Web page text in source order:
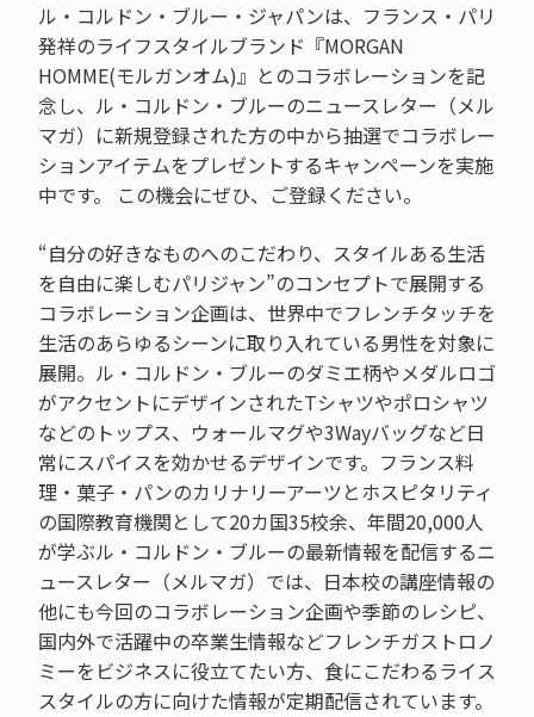
ル・コルドン・ブルー・ジャパンは、フランス・パリ
発祥のライフスタイルブランド『MORGAN
HOMME(モルガンオム)』とのコラボレーションを記
念し、ル・コルドン・ブルーのニュースレター（メル
マガ）に新規登録された方の中から抽選でコラボレー
ションアイテムをプレゼントするキャンペーンを実施
中です。 この機会にぜひ、ご登録ください。
“自分の好きなものへのこだわり、スタイルある生活
を自由に楽しむパリジャン”のコンセプトで展開する
コラボレーション企画は、世界中でフレンチタッチを
生活のあらゆるシーンに取り入れている男性を対象に
展開。ル・コルドン・ブルーのダミエ柄やメダルロゴ
がアクセントにデザインされたTシャツやポロシャツ
などのトップス、ウォールマグや3Wayバッグなど日
常にスパイスを効かせるデザインです。フランス料
理・菓子・パンのカリナリーアーツとホスピタリティ
の国際教育機関として20カ国35校余、年間20,000人
が学ぶル・コルドン・ブルーの最新情報を配信するニ
ュースレター（メルマガ）では、日本校の講座情報の
他にも今回のコラボレーション企画や季節のレシピ、
国内外で活躍中の卒業生情報などフレンチガストロノ
ミーをビジネスに役立てたい方、食にこだわるライス
スタイルの方に向けた情報が定期配信されています。